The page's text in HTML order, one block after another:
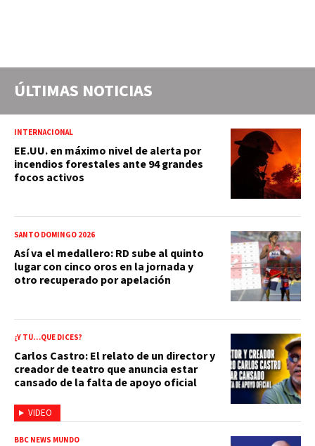
ÚLTIMAS NOTICIAS
INTERNACIONAL
EE.UU. en máximo nivel de alerta por
incendios forestales ante 94 grandes
focos activos
SANTO DOMINGO 2026
Así va el medallero: RD sube al quinto
lugar con cinco oros en la jornada y
otro recuperado por apelación
VIDEO
¿Y TÚ…QUE DICES?
Carlos Castro: El relato de un director y
creador de teatro que anuncia estar
cansado de la falta de apoyo oficial
BBC NEWS MUNDO